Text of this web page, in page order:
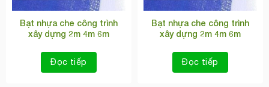
Bạt nhựa che công trình
xây dựng 2m 4m 6m
Đọc tiếp
Bạt nhựa che công trình
xây dựng 2m 4m 6m
Đọc tiếp